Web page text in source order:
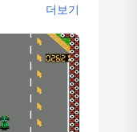
더보기